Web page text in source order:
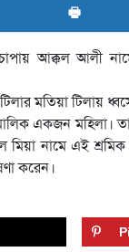
🖶
আক্কল আলী
মতিয়া টিলায়
একজন মহিলা।
নামে এই শ্রমিক
করেন।